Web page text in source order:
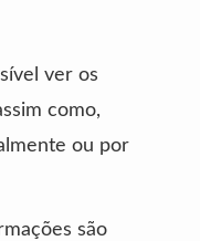
ver os
como,
ou por
são